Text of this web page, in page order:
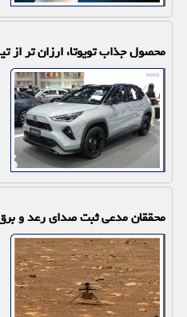
محصول جذاب تویوتا، ارزان تر از تیگو ۷ در
محققان مدعی ثبت صدای رعد و